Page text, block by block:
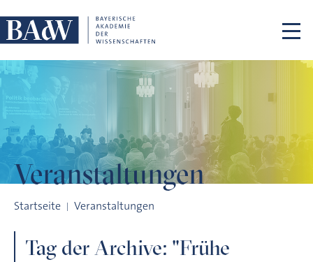
Veranstaltungen
Startseite Veranstaltungen
Tag der Archive: "Frühe